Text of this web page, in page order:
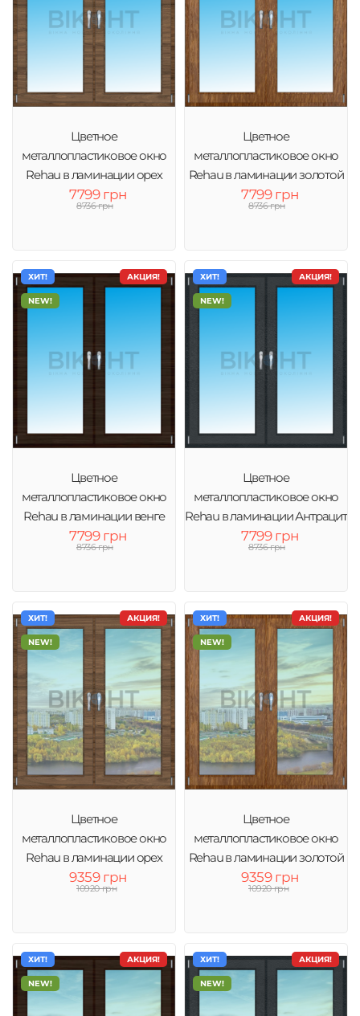
Цветное
металлопластиковое окно
Rehau в ламинации орех
7799 грн
8736 грн
Цветное
металлопластиковое окно
Rehau в ламинации золотой
дуб
7799 грн
8736 грн
АКЦИЯ!
ХИТ!
NEW!
Цветное
металлопластиковое окно
Rehau в ламинации венге
7799 грн
8736 грн
АКЦИЯ!
ХИТ!
NEW!
Цветное
металлопластиковое окно
Rehau в ламинации Антрацит
7799 грн
8736 грн
АКЦИЯ!
ХИТ!
NEW!
Цветное
металлопластиковое окно
Rehau в ламинации орех
тонировка зеркало
9359 грн
10920 грн
АКЦИЯ!
ХИТ!
NEW!
Цветное
металлопластиковое окно
Rehau в ламинации золотой
дуб тонировка зеркало
9359 грн
10920 грн
АКЦИЯ!
ХИТ!
NEW!
АКЦИЯ!
ХИТ!
NEW!